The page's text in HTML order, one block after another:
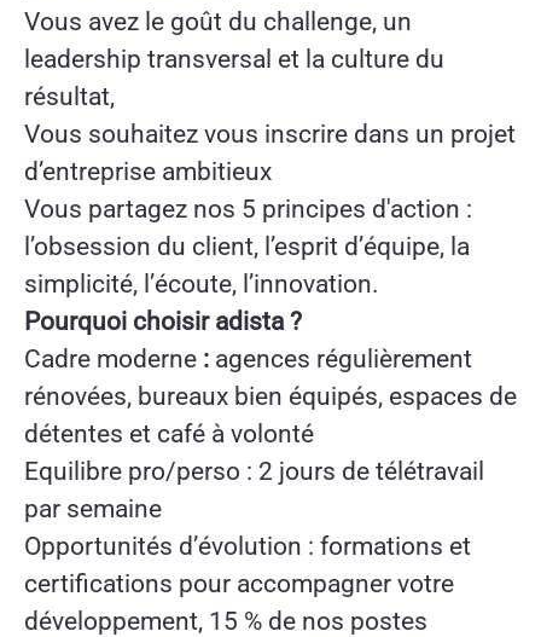
Vous avez le goût du challenge, un
leadership transversal et la culture du
résultat,
Vous souhaitez vous inscrire dans un projet
d’entreprise ambitieux
Vous partagez nos 5 principes d'action :
l’obsession du client, l’esprit d’équipe, la
simplicité, l’écoute, l’innovation.
Pourquoi choisir adista ?
Cadre moderne : agences régulièrement
rénovées, bureaux bien équipés, espaces de
détentes et café à volonté
Equilibre pro/perso : 2 jours de télétravail
par semaine
Opportunités d’évolution : formations et
certifications pour accompagner votre
développement, 15 % de nos postes